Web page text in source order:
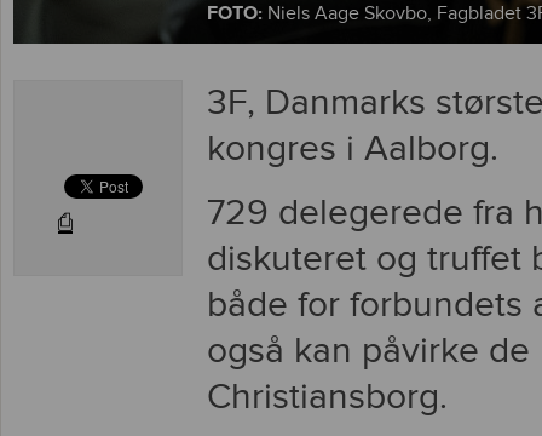
FOTO: Niels Aage Skovbo, Fagbladet
⎙
3F, Danmarks
kongres i Aalborg.
729 delegerede fra
diskuteret og truffet
både for
også kan påvirke
Christiansborg.